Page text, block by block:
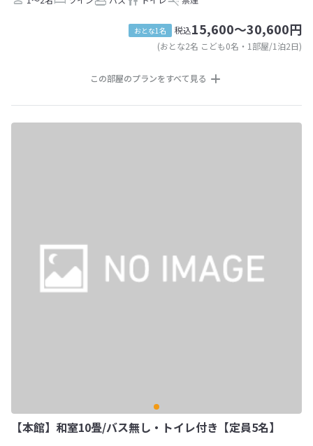
おとな1名 税込15,600～30,600円
(おとな2名 こども0名・1部屋/1泊2日)
この部屋のプランをすべて見る
【本館】和室10畳/バス無し・トイレ付き【定員5名】